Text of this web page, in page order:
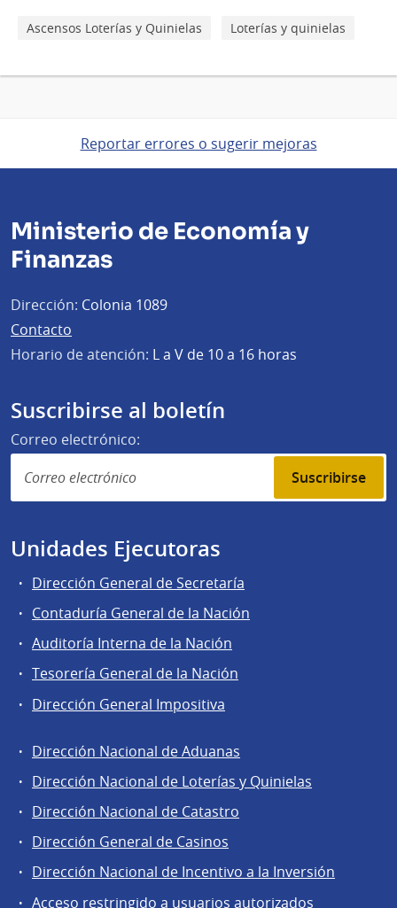
Ascensos Loterías y Quinielas Loterías y quinielas
Reportar errores o sugerir mejoras
Ministerio de Economía y
Finanzas
Dirección: Colonia 1089
Contacto
Horario de atención: L a V de 10 a 16 horas
Suscribirse al boletín
Correo electrónico:
Suscribirse
Unidades Ejecutoras
Dirección General de Secretaría
Contaduría General de la Nación
Auditoría Interna de la Nación
Tesorería General de la Nación
Dirección General Impositiva
Áreas
de
la
Dirección
General
de
Dirección Nacional de Aduanas
Dirección Nacional de Loterías y Quinielas
Dirección Nacional de Catastro
Dirección General de Casinos
Dirección Nacional de Incentivo a la Inversión
Acceso restringido a usuarios autorizados